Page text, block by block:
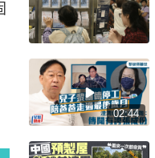
02:44